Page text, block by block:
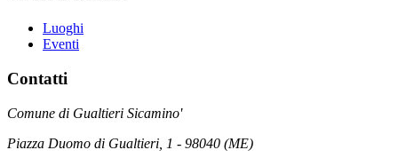
Luoghi
Eventi
Contatti
Comune di Gualtieri Sicamino'
Piazza Duomo di Gualtieri, 1 - 98040 (ME)